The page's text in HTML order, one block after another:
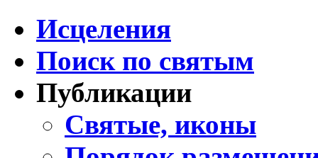
Исцеления
Поиск по святым
Публикации
Святые, иконы